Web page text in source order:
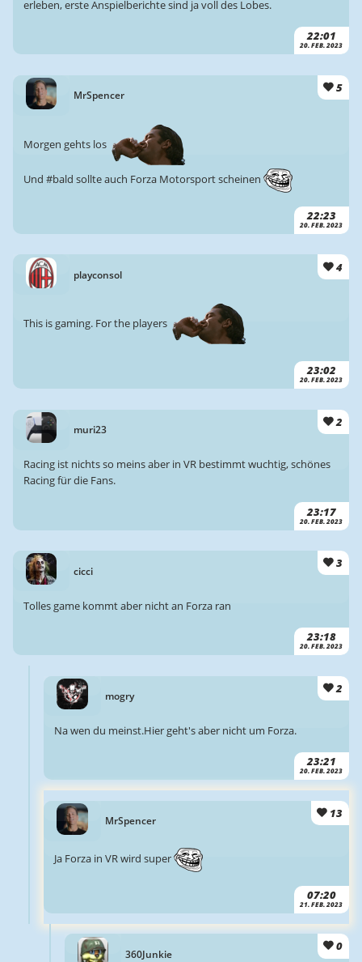
22:01
20. FEB. 2023
erleben, erste Anspielberichte sind ja voll des Lobes.
MrSpencer
5
22:23
20. FEB. 2023
Morgen gehts los
Und #bald sollte auch Forza Motorsport scheinen
playconsol
4
23:02
20. FEB. 2023
This is gaming. For the players
muri23
2
23:17
20. FEB. 2023
Racing ist nichts so meins aber in VR bestimmt wuchtig, schönes
Racing für die Fans.
cicci
3
23:18
20. FEB. 2023
Tolles game kommt aber nicht an Forza ran
mogry
2
23:21
20. FEB. 2023
Na wen du meinst.Hier geht's aber nicht um Forza.
MrSpencer
13
07:20
21. FEB. 2023
Ja Forza in VR wird super
360Junkie
0